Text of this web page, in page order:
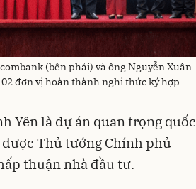
(bên phải) và ông Nguyễn Xuân
đơn vị hoàn thành nghi thức ký hợp
Yên là dự án quan trọng quốc
Thủ tướng Chính phủ
thuận nhà đầu tư.